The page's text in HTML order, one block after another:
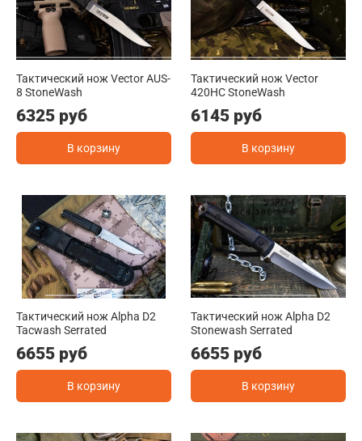
Тактический нож Vector AUS-
8 StoneWash
6325 руб
В корзину
Тактический нож Vector
420HC StoneWash
6145 руб
В корзину
Тактический нож Alpha D2
Tacwash Serrated
6655 руб
В корзину
Тактический нож Alpha D2
Stonewash Serrated
6655 руб
В корзину